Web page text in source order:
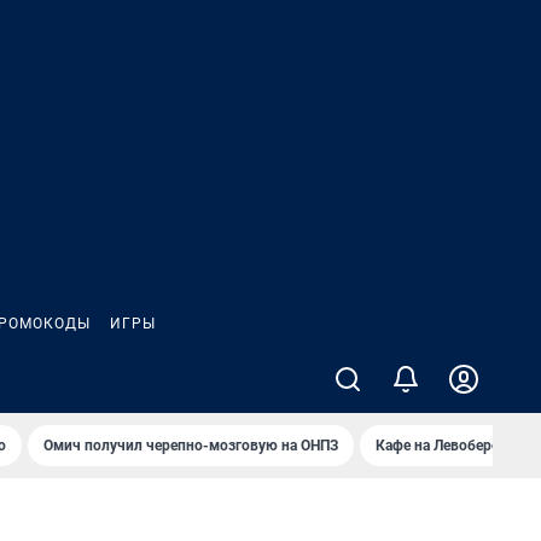
ИГРЫ
Омич получил черепно-мозговую на ОНПЗ Кафе на Левобережье